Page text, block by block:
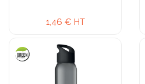
1,46 € HT